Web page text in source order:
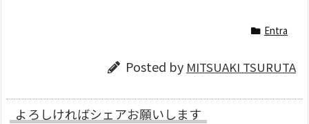
Entra
Posted by MITSUAKI TSURUTA
よろしければシェアお願いします